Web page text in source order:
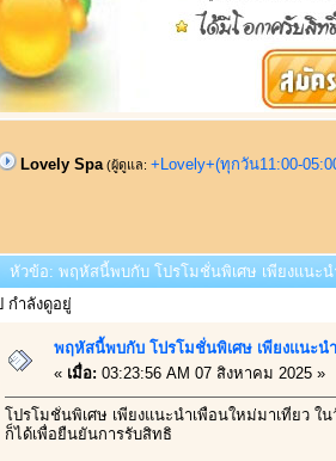
Lovely Spa (ผู้ดูแล: +Lovely+(ทุกวัน11:00-
หัวข้อ: พฤหัสนี้พบกับ โปรโมชั่นพิเศษ เพียงแนะน
กำลังดูอยู่
พฤหัสนี้พบกับ โปรโมชั่นพิเศษ เพียงแนะน
« เมื่อ: 03:23:56 AM 07 สิงหาคม 2025 »
โปรโมชั่นพิเศษ เพียงแนะนำเพื่อนใหม่มาเที่ยว
ก็ได้เพื่อยืนยันการรับสิทธิ